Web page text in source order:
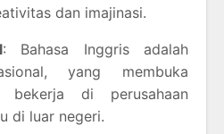
dan imajinasi.
: Bahasa Inggris adalah
yang membuka
bekerja di perusahaan
di luar negeri.